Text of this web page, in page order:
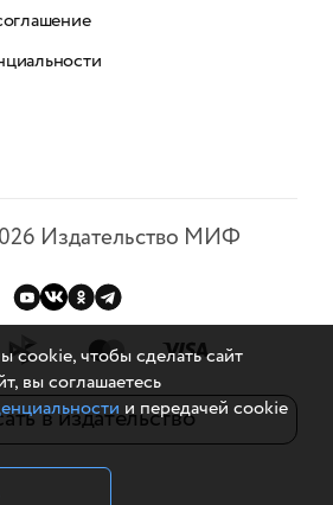
Издательство МИФ
в издательство
чтобы сделать сайт
вы соглашаетесь
и передачей cookie